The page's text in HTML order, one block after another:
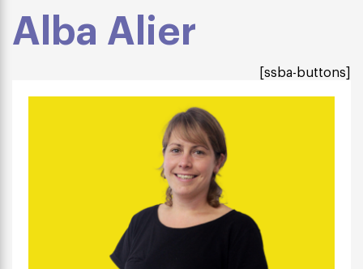
Alba Alier
[ssba-buttons]